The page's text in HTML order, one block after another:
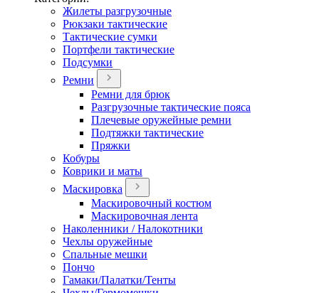
Жилеты разгрузочные
Рюкзаки тактические
Тактические сумки
Портфели тактические
Подсумки
Ремни
Ремни для брюк
Разгрузочные тактические пояса
Плечевые оружейные ремни
Подтяжки тактические
Пряжки
Кобуры
Коврики и маты
Маскировка
Маскировочный костюм
Маскировочная лента
Наколенники / Налокотники
Чехлы оружейные
Спальные мешки
Пончо
Гамаки/Палатки/Тенты